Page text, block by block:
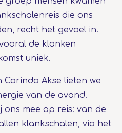
die ons
recht het gevoel in.
de klanken
uniek.
Akse lieten we
van de avond.
ons mee op reis: van de
klankschalen, via het